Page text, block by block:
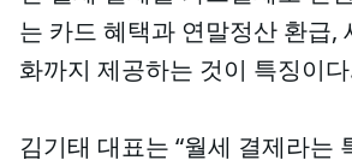
는 카드 혜택과 연말정산 환급,
화까지 제공하는 것이 특징이
김기태 대표는 “월세 결제라는